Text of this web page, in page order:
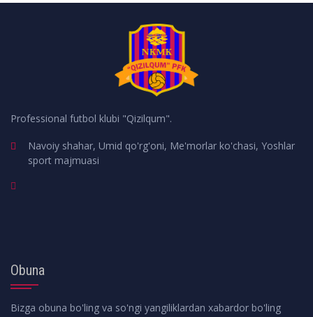
Professional futbol klubi "Qizilqum".
Navoiy shahar, Umid qo'rg'oni, Me'morlar ko'chasi, Yoshlar
sport majmuasi
Obuna
Bizga obuna bo'ling va so'ngi yangiliklardan xabardor bo'ling